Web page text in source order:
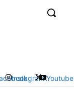
InstagramXYoutube